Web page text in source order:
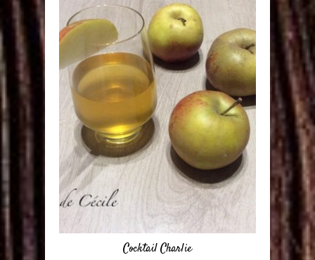
Cocktail Charlie